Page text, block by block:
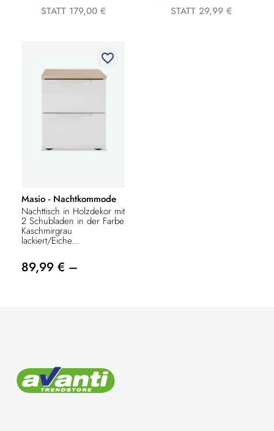
STATT 179,00 € STATT 29,99 €
favorite_border
Masio - Nachtkommode
Nachttisch in Holzdekor mit
2 Schubladen in der Farbe
Kaschmirgrau
lackiert/Eiche...
89,99 € –